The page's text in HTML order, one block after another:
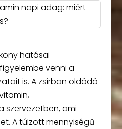
napi adag: miért
hatásai
venni a
is. A zsírban oldódó
szervezetben, ami
A túlzott mennyiségű